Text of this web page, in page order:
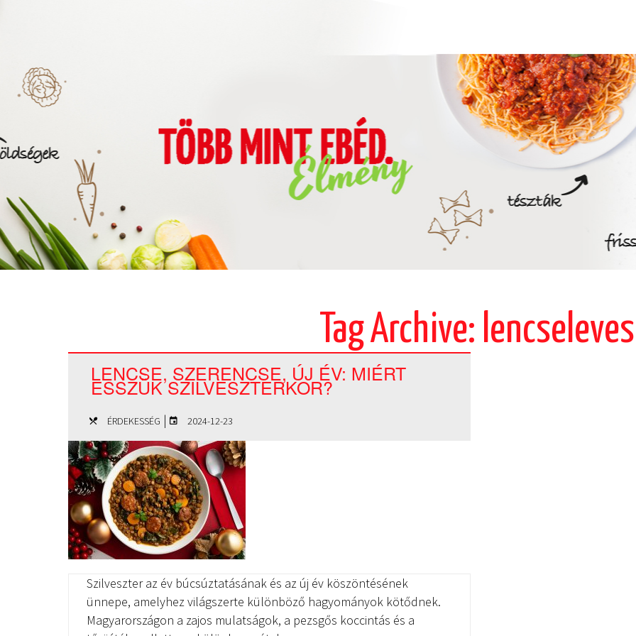
Tag Archive: lencseleves
LENCSE, SZERENCSE, ÚJ ÉV: MIÉRT
ESSZÜK SZILVESZTERKOR?
ÉRDEKESSÉG | 2024-12-23
Szilveszter az év búcsúztatásának és az új év köszöntésének
ünnepe, amelyhez világszerte különböző hagyományok kötődnek.
Magyarországon a zajos mulatságok, a pezsgős koccintás és a